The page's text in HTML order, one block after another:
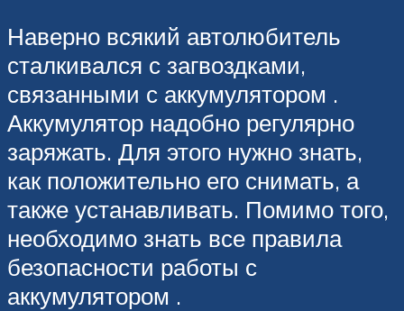
Наверно всякий автолюбитель
сталкивался с загвоздками,
связанными с аккумулятором .
Аккумулятор надобно регулярно
заряжать. Для этого нужно знать,
как положительно его снимать, а
также устанавливать. Помимо того,
необходимо знать все правила
безопасности работы с
аккумулятором .